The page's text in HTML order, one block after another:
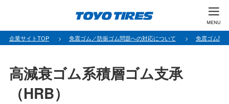
企業サイトTOP 免震ゴム／防振ゴム問題への対応について 免震ゴム問
高減衰ゴム系積層ゴム支承
（HRB）